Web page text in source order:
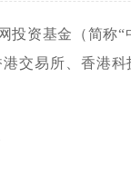
投资基金（简称
交易所、香港